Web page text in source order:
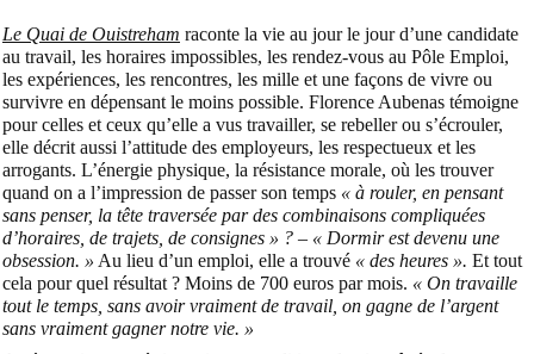
Le Quai de Ouistreham raconte la vie au jour le jour d’une candidate
au travail, les horaires impossibles, les rendez-vous au Pôle Emploi,
les expériences, les rencontres, les mille et une façons de vivre ou
survivre en dépensant le moins possible. Florence Aubenas témoigne
pour celles et ceux qu’elle a vus travailler, se rebeller ou s’écrouler,
elle décrit aussi l’attitude des employeurs, les respectueux et les
arrogants. L’énergie physique, la résistance morale, où les trouver
quand on a l’impression de passer son temps « à rouler, en pensant
sans penser, la tête traversée par des combinaisons compliquées
d’horaires, de trajets, de consignes » ? – « Dormir est devenu une
obsession. » Au lieu d’un emploi, elle a trouvé « des heures ». Et tout
cela pour quel résultat ? Moins de 700 euros par mois. « On travaille
tout le temps, sans avoir vraiment de travail, on gagne de l’argent
sans vraiment gagner notre vie. »